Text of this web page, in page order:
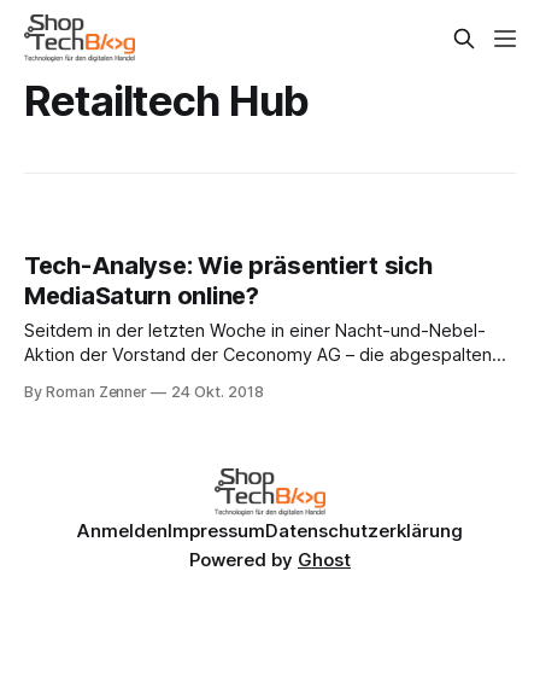
Retailtech Hub
Tech-Analyse: Wie präsentiert sich
MediaSaturn online?
Seitdem in der letzten Woche in einer Nacht-und-Nebel-
Aktion der Vorstand der Ceconomy AG – die abgespaltene
stehen die Marken MediaMarkt und Saturn stark in der Kritik.
By Roman Zenner 24 Okt. 2018
AnmeldenImpressumDatenschutzerklärung
Powered by Ghost